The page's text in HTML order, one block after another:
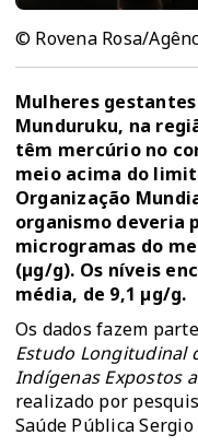
© Rovena Rosa/
Mulheres
Munduruku, na
têm mercúrio no
meio acima do
Organização
organismo deveria
microgramas do
(µg/g). Os níveis
média, de 9,1 µg/g.
Os dados fazem
Estudo Longitudinal
Indígenas Expostos
realizado por
Saúde Pública Sergio